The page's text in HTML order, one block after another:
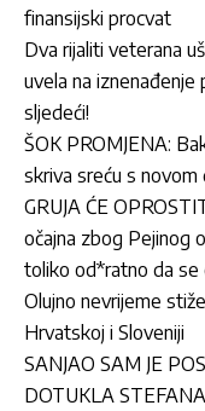
finansijski procvat
Dva rijaliti veterana
uvela na iznenađenje
sljedeći!
ŠOK PROMJENA:
skriva sreću s novom
GRUJA ĆE
očajna zbog Pejinog
toliko od*ratno da se
Olujno nevrijeme
Hrvatskoj i Sloveniji
SANJAO SAM JE
DOTUKLA